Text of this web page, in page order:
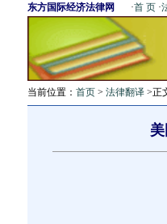
东方国际经济法律网 ·首 页 ·
当前位置： 首页 > 法律翻译 >正